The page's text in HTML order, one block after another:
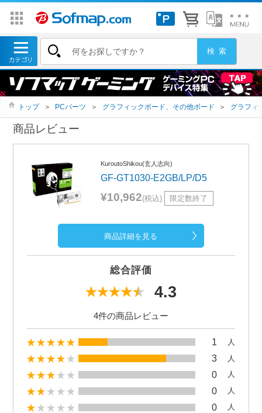
トップ ＞ PCパーツ ＞ グラフィックボード、その他ボード ＞ グラフィ
商品レビュー
KuroutoShikou(玄人志向)
GF-GT1030-E2GB/LP/D5
¥10,962(税込) 限定数終了
商品詳細を見る
総合評価
4.3
4件の商品レビュー
1 人
3 人
0 人
0 人
0 人